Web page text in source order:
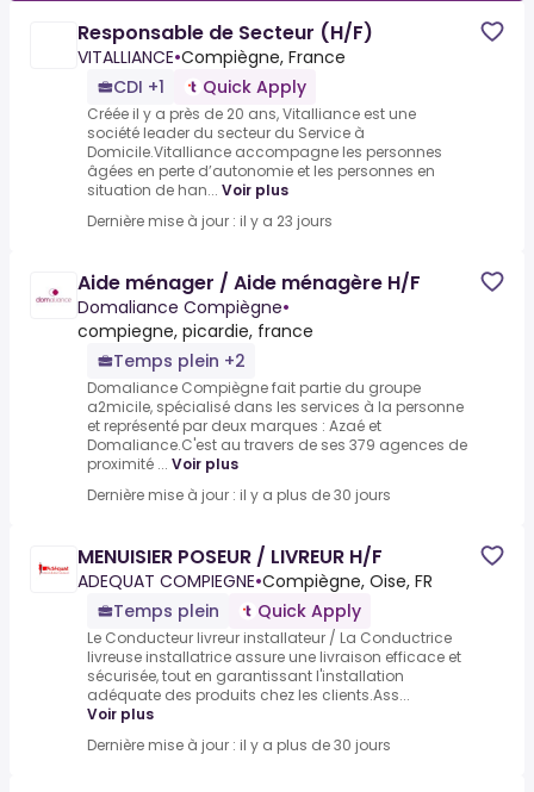
Responsable de Secteur (H/F)
VITALLIANCE•Compiègne, France
CDI +1
Quick Apply
Créée il y a près de 20 ans, Vitalliance est une
société leader du secteur du Service à
Domicile.Vitalliance accompagne les personnes
âgées en perte d’autonomie et les personnes en
situation de han... Voir plus
Dernière mise à jour : il y a 23 jours
Aide ménager / Aide ménagère H/F
Domaliance Compiègne•
compiegne, picardie, france
Temps plein +2
Domaliance Compiègne fait partie du groupe
a2micile, spécialisé dans les services à la personne
et représenté par deux marques : Azaé et
Domaliance.C'est au travers de ses 379 agences de
proximité ... Voir plus
Dernière mise à jour : il y a plus de 30 jours
MENUISIER POSEUR / LIVREUR H/F
ADEQUAT COMPIEGNE•Compiègne, Oise, FR
Temps plein
Quick Apply
Le Conducteur livreur installateur / La Conductrice
livreuse installatrice assure une livraison efficace et
sécurisée, tout en garantissant l'installation
adéquate des produits chez les clients.Ass...
Voir plus
Dernière mise à jour : il y a plus de 30 jours